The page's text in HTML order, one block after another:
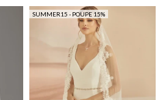
SUMMER15 - POUPE 15%